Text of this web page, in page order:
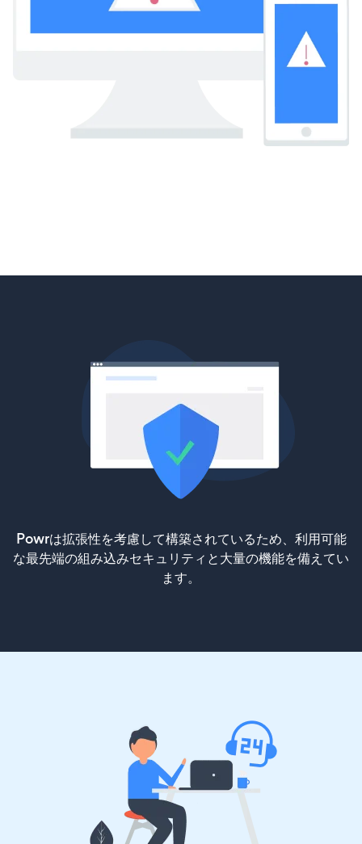
Powrは拡張性を考慮して構築されているため、利用可能
な最先端の組み込みセキュリティと大量の機能を備えてい
ます。